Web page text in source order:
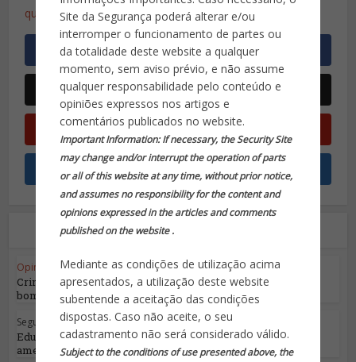
Site da Segurança poderá alterar e/ou
interromper o funcionamento de partes ou
da totalidade deste website a qualquer
momento, sem aviso prévio, e não assume
qualquer responsabilidade pelo conteúdo e
opiniões expressos nos artigos e
comentários publicados no website.
Important Information: If necessary, the Security Site
may change and/or interrupt the operation of parts
or all of this website at any time, without prior notice,
and assumes no responsibility for the content and
opinions expressed in the articles and comments
published on the website .
Mediante as condições de utilização acima
apresentados, a utilização deste website
subentende a aceitação das condições
dispostas. Caso não aceite, o seu
cadastramento não será considerado válido.
Subject to the conditions of use presented above, the
químicos
UPP usuários álcool usuários drogas
Leia também
Opinião do Especialista • Segurança Pública
Crime Organizado mais uma vez cogita uso de
bombas no...
Segurança Pública
Educação, saúde e segurança pública estão
ameaçadas...